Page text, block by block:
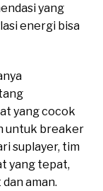
yang
energi bisa
yang cocok
untuk breaker
suplayer, tim
yang tepat,
aman.